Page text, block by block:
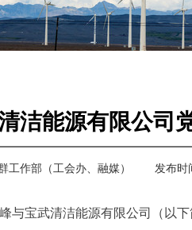
洁能源有限公司
工作部（工会办、融媒） 发布时
与宝武清洁能源有限公司（以